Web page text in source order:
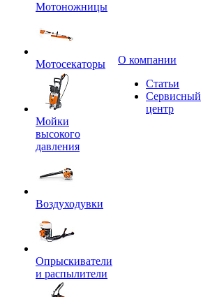
Мотоножницы
Мотосекаторы
Мойки
высокого
давления
Воздуходувки
Опрыскиватели
и распылители
O компании
Статьи
Сервисный
центр